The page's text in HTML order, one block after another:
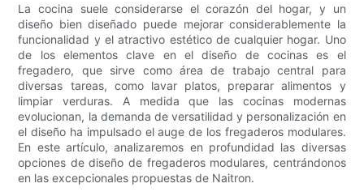
La cocina suele considerarse el corazón del hogar, y un
diseño bien diseñado puede mejorar considerablemente la
funcionalidad y el atractivo estético de cualquier hogar. Uno
de los elementos clave en el diseño de cocinas es el
fregadero, que sirve como área de trabajo central para
diversas tareas, como lavar platos, preparar alimentos y
limpiar verduras. A medida que las cocinas modernas
evolucionan, la demanda de versatilidad y personalización en
el diseño ha impulsado el auge de los fregaderos modulares.
En este artículo, analizaremos en profundidad las diversas
opciones de diseño de fregaderos modulares, centrándonos
en las excepcionales propuestas de Naitron.